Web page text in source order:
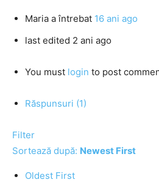
Maria a întrebat 16 ani ago
last edited 2 ani ago
You must login to post
Răspunsuri (1)
Filter
Sortează după: Newest First
Oldest First